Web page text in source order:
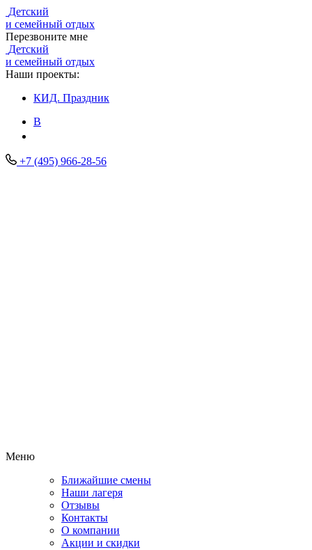
Детский
и семейный отдых
Перезвоните мне
Детский
и семейный отдых
Наши проекты:
КИД. Праздник
В
+7 (495) 966-28-56
Меню
Ближайшие смены
Наши лагеря
Отзывы
Контакты
О компании
Акции и скидки